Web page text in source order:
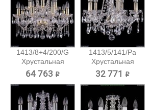
1413/8+4/200/G
Хрустальная
подвесная...
64 763 ₽
1413/5/141/Pa
Хрустальная
подвесная...
32 771 ₽